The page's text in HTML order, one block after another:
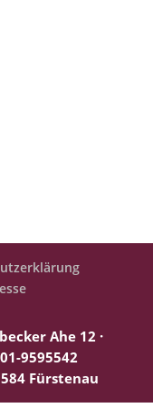
Ahe 12 ·
9595542
Fürstenau